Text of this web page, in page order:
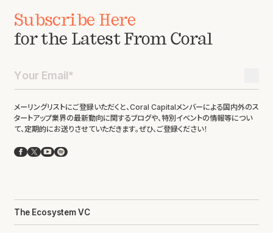
Subscribe Here
for the Latest From Coral
メーリングリストにご登録いただくと、Coral Capitalメンバーによる国内外のス
タートアップ業界の最新動向に関するブログや、特別イベントの情報等につい
て、定期的にお送りさせていただきます。ぜひ、ご登録ください！
Facebook
X YouTube
Spotify
The Ecosystem VC